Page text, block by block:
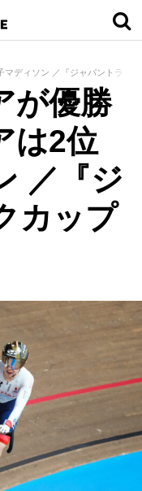
マディソン ／『ジャパントラッ
が優勝
は2位
／『ジ
カップ